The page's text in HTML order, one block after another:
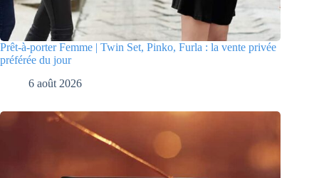
Prêt-à-porter Femme | Twin Set, Pinko, Furla : la vente privée
préférée du jour
6 août 2026